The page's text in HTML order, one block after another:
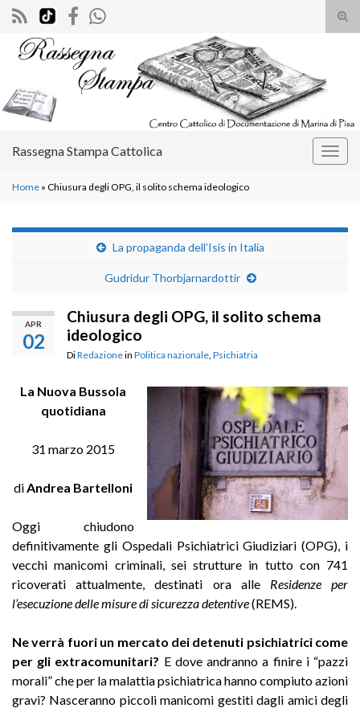
il
Search for:
Rassegna Stampa Cattolica
Home » Chiusura degli OPG, il solito schema ideologico
La propaganda dell’Isis in Italia
Gudridur Thorbjarnardottir
APR
02
Chiusura degli OPG, il solito schema
ideologico
DiRedazionein Politica nazionale Psichiatria
La Nuova Bussola
quotidiana
31 marzo 2015
di Andrea Bartelloni
Oggi chiudono
definitivamente gli Ospedali Psichiatrici Giudiziari (OPG), i
vecchi manicomi criminali, sei strutture in tutto con 741
ricoverati attualmente, destinati ora alle Residenze per
l’esecuzione delle misure di sicurezza detentive(REMS).
Ne verrà fuori un mercato dei detenuti psichiatrici come
per gli extracomunitari? E dove andranno a finire i “pazzi
morali” che per la malattia psichiatrica hanno compiuto azioni
gravi? Nasceranno piccoli manicomi gestiti dagli amici degli